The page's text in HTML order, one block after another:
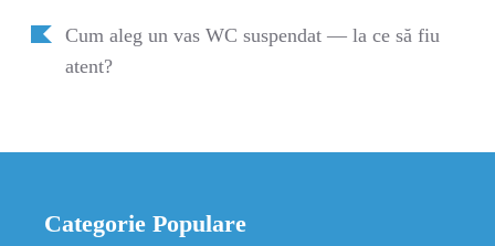
Cum aleg un vas WC suspendat — la ce să fiu
atent?
Categorie Populare